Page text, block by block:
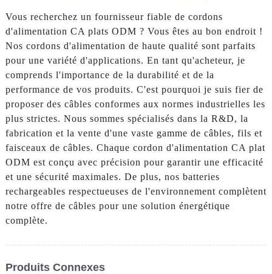
Vous recherchez un fournisseur fiable de cordons
d'alimentation CA plats ODM ? Vous êtes au bon endroit !
Nos cordons d'alimentation de haute qualité sont parfaits
pour une variété d'applications. En tant qu'acheteur, je
comprends l'importance de la durabilité et de la
performance de vos produits. C'est pourquoi je suis fier de
proposer des câbles conformes aux normes industrielles les
plus strictes. Nous sommes spécialisés dans la R&D, la
fabrication et la vente d'une vaste gamme de câbles, fils et
faisceaux de câbles. Chaque cordon d'alimentation CA plat
ODM est conçu avec précision pour garantir une efficacité
et une sécurité maximales. De plus, nos batteries
rechargeables respectueuses de l'environnement complètent
notre offre de câbles pour une solution énergétique
complète.
Produits Connexes